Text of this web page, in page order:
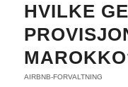
HVILKE
AIRBNB-FORVALTNING